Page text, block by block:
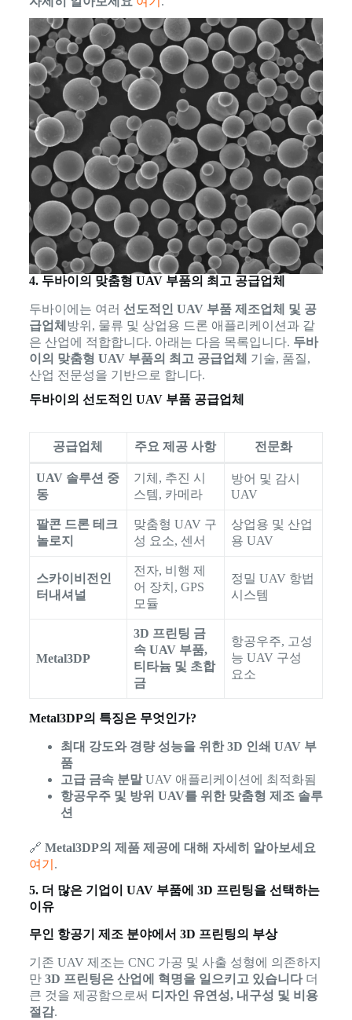
4. 두바이의 맞춤형 UAV 부품의 최고 공급업체
두바이에는 여러 선도적인 UAV 부품 제조업체 및 공
급업체 방위, 물류 및 상업용 드론 애플리케이션과 같
은 산업에 적합합니다. 아래는 다음 목록입니다. 두바
이의 맞춤형 UAV 부품의 최고 공급업체
기술, 품질,
산업 전문성을 기반으로 합니다.
두바이의 선도적인 UAV 부품 공급업체
공급업체 주요 제공 사항 전문화
UAV 솔루션 중
동
기체, 추진 시
스템, 카메라
방어 및 감시
UAV
팔콘 드론 테크
놀로지
맞춤형 UAV 구
성 요소, 센서
상업용 및 산업
용 UAV
스카이비전인
터내셔널
전자, 비행 제
어 장치, GPS
모듈
정밀 UAV 항법
시스템
Metal3DP
3D 프린팅 금
속 UAV 부품,
티타늄 및 초합
금
항공우주, 고성
능 UAV 구성
요소
Metal3DP의 특징은 무엇인가?
최대 강도와 경량 성능을 위한 3D 인쇄 UAV 부
품
고급 금속 분말UAV 애플리케이션에 최적화됨
항공우주 및 방위 UAV를 위한 맞춤형 제조 솔루
션
🔗 Metal3DP의 제품 제공에 대해 자세히 알아보세요
여기 .
5. 더 많은 기업이 UAV 부품에 3D 프린팅을 선택하는
이유
무인 항공기 제조 분야에서 3D 프린팅의 부상
기존 UAV 제조는 CNC 가공 및 사출 성형에 의존하지
만 3D 프린팅은 산업에 혁명을 일으키고 있습니다더
큰 것을 제공함으로써 디자인 유연성, 내구성 및 비용
절감.